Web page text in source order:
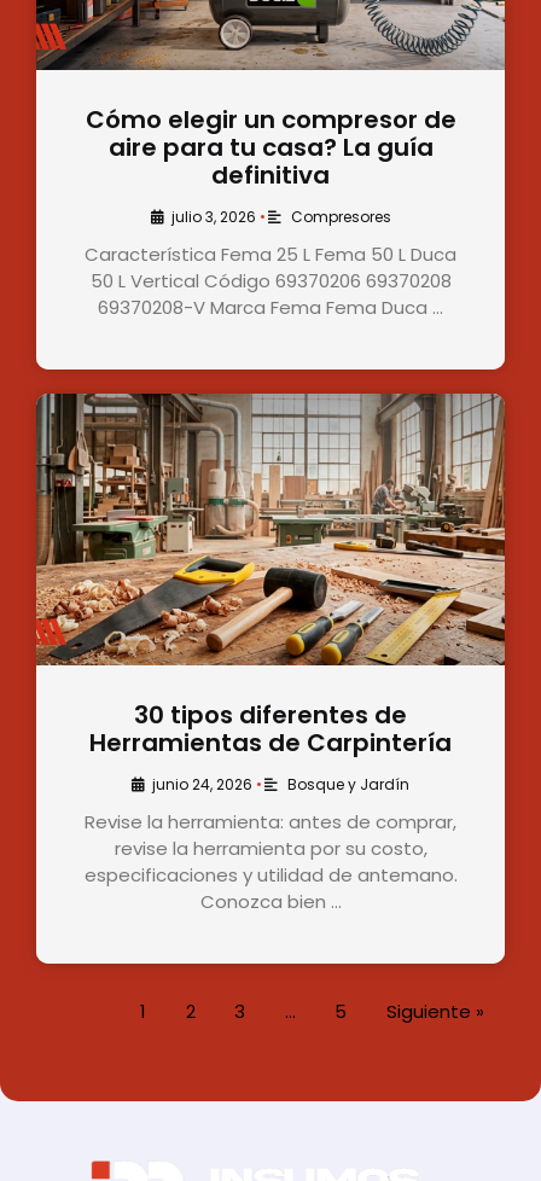
Cómo elegir un compresor de
aire para tu casa? La guía
definitiva
julio 3, 2026 • Compresores
Característica Fema 25 L Fema 50 L Duca
50 L Vertical Código 69370206 69370208
69370208-V Marca Fema Fema Duca …
30 tipos diferentes de
Herramientas de Carpintería
junio 24, 2026 • Bosque y Jardín
Revise la herramienta: antes de comprar,
revise la herramienta por su costo,
especificaciones y utilidad de antemano.
Conozca bien …
1 2 3 … 5 Siguiente »